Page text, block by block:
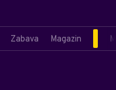
Zabava Magazin